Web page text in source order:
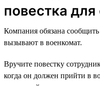
повестка для
Компания обязана
вызывают в военкомат.
Вручите повестку
когда он должен прийти в